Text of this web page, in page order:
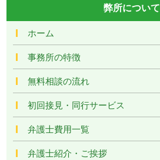
弊所について
ホーム
事務所の特徴
無料相談の流れ
初回接見・同行サービス
弁護士費用一覧
弁護士紹介・ご挨拶